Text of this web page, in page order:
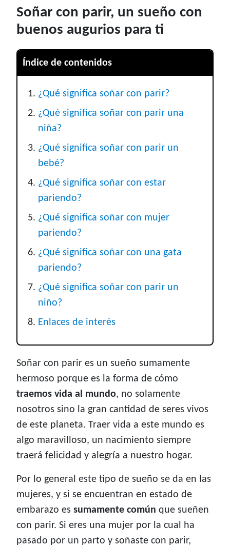
Soñar con parir, un sueño con
buenos augurios para ti
Índice de contenidos
¿Qué significa soñar con parir?
¿Qué significa soñar con parir una
niña?
¿Qué significa soñar con parir un
bebé?
¿Qué significa soñar con estar
pariendo?
¿Qué significa soñar con mujer
pariendo?
¿Qué significa soñar con una gata
pariendo?
¿Qué significa soñar con parir un
niño?
Enlaces de interés
Soñar con parir es un sueño sumamente
hermoso porque es la forma de cómo
traemos vida al mundo, no solamente
nosotros sino la gran cantidad de seres vivos
de este planeta. Traer vida a este mundo es
algo maravilloso, un nacimiento siempre
traerá felicidad y alegría a nuestro hogar.
Por lo general este tipo de sueño se da en las
mujeres, y si se encuentran en estado de
embarazo es sumamente común que sueñen
con parir. Si eres una mujer por la cual ha
pasado por un parto y soñaste con parir,